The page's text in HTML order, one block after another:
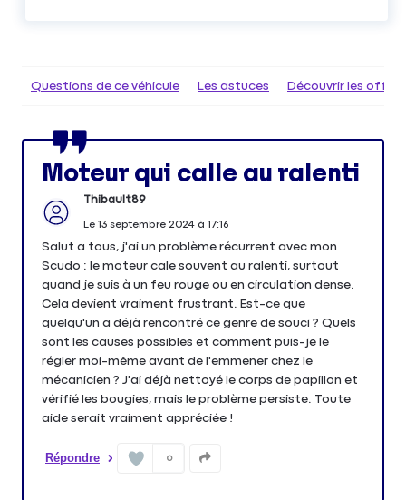
Questions de ce véhicule Les astuces Découvrir les
Moteur qui calle au ralenti
Thibault89
Le 13 septembre 2024à 17:16
Salut a tous, j'ai un problème récurrent avec mon
Scudo : le moteur cale souvent au ralenti, surtout
quand je suis à un feu rouge ou en circulation dense.
Cela devient vraiment frustrant. Est-ce que
quelqu'un a déjà rencontré ce genre de souci ? Quels
sont les causes possibles et comment puis-je le
régler moi-même avant de l'emmener chez le
mécanicien ? J'ai déjà nettoyé le corps de papillon et
vérifié les bougies, mais le problème persiste. Toute
aide serait vraiment appréciée !
Répondre 0